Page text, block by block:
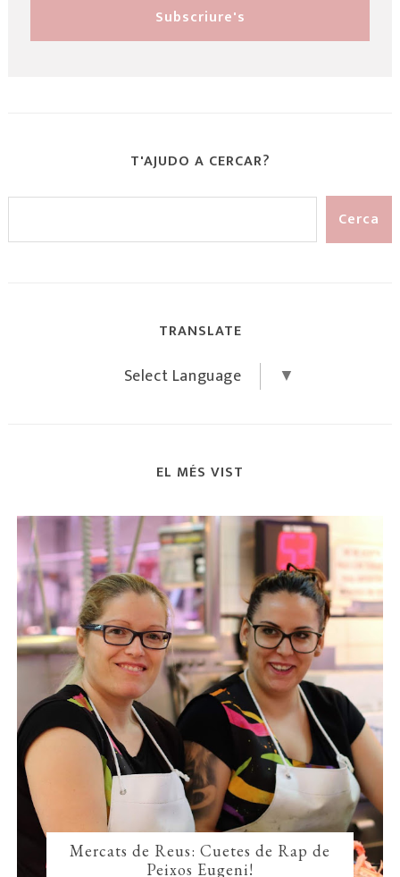
T'AJUDO A CERCAR?
TRANSLATE
Select Language ▼
EL MÉS VIST
Mercats de Reus: Cuetes de Rap de
Peixos Eugeni!